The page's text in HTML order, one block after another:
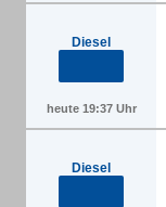
Diesel
heute 19:37 Uhr
Diesel